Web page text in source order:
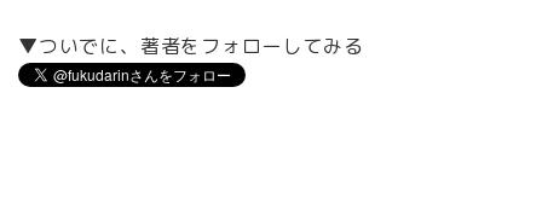
▼ついでに、著者をフォローしてみる